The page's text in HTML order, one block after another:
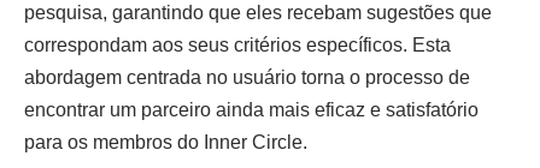
pesquisa, garantindo que eles recebam sugestões que
correspondam aos seus critérios específicos. Esta
abordagem centrada no usuário torna o processo de
encontrar um parceiro ainda mais eficaz e satisfatório
para os membros do Inner Circle.